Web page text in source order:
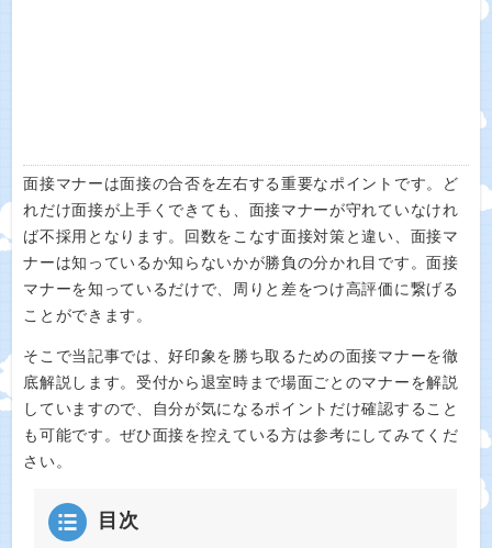
面接マナーは面接の合否を左右する重要なポイントです。ど
れだけ面接が上手くできても、面接マナーが守れていなけれ
ば不採用となります。回数をこなす面接対策と違い、面接マ
ナーは知っているか知らないかが勝負の分かれ目です。面接
マナーを知っているだけで、周りと差をつけ高評価に繋げる
ことができます。
そこで当記事では、好印象を勝ち取るための面接マナーを徹
底解説します。受付から退室時まで場面ごとのマナーを解説
していますので、自分が気になるポイントだけ確認すること
も可能です。ぜひ面接を控えている方は参考にしてみてくだ
さい。
目次